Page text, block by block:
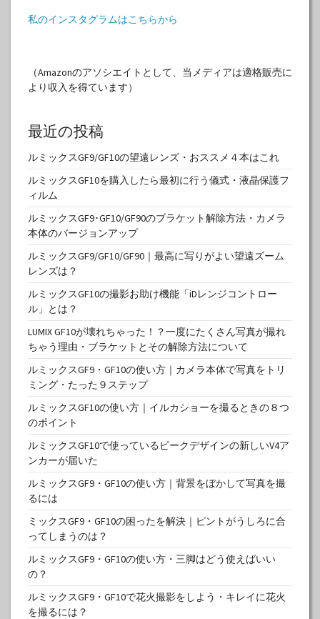
私のインスタグラムはこちらから
（Amazonのアソシエイトとして、当メディアは適格販売に
より収入を得ています）
最近の投稿
ルミックスGF9/GF10の望遠レンズ・おススメ４本はこれ
ルミックスGF10を購入したら最初に行う儀式・液晶保護フ
ィルム
ルミックスGF9･GF10/GF90のブラケット解除方法・カメラ
本体のバージョンアップ
ルミックスGF9/GF10/GF90｜最高に写りがよい望遠ズーム
レンズは？
ルミックスGF10の撮影お助け機能「iDレンジコントロー
ル」とは？
LUMIX GF10が壊れちゃった！？一度にたくさん写真が撮れ
ちゃう理由・ブラケットとその解除方法について
ルミックスGF9・GF10の使い方｜カメラ本体で写真をトリ
ミング・たった９ステップ
ルミックスGF10の使い方｜イルカショーを撮るときの８つ
のポイント
ルミックスGF10で使っているピークデザインの新しいV4ア
ンカーが届いた
ルミックスGF9・GF10の使い方｜背景をぼかして写真を撮
るには
ミックスGF9・GF10の困ったを解決｜ピントがうしろに合
ってしまうのは？
ルミックスGF9・GF10の使い方・三脚はどう使えばいい
の？
ルミックスGF9・GF10で花火撮影をしよう・キレイに花火
を撮るには？